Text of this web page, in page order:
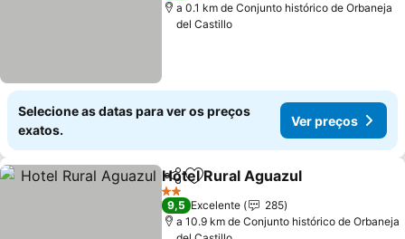
a 0.1 km de Conjunto histórico de Orbaneja
del Castillo
Selecione as datas para ver os preços
exatos.
Ver preços
PartilharAdicionar aos favoritos
Hotel Rural Aguazul
2 Estrelas
9,5 Excelente
285
a 10.9 km de Conjunto histórico de Orbaneja